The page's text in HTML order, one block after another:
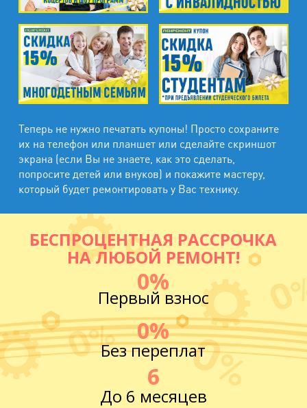
Теперь не нужно печатать купоны! Просто сохраните
их на телефон или планшет или сделайте скриншот
экрана (если Вы не знаете, как это сделать,
попросите детей или внуков) и покажите мастеру,
который будет ремонтировать у Вас технику.
БЕСПРОЦЕНТНАЯ РАССРОЧКА
НА ЛЮБОЙ РЕМОНТ!
0%
Первый взнос
0%
Без переплат
6
До 6 месяцев